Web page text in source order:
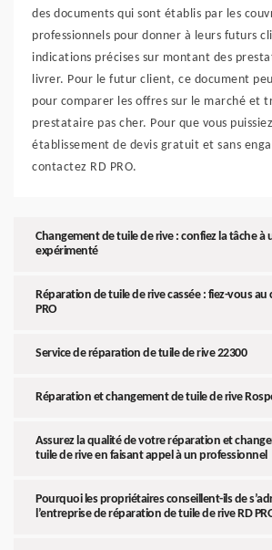
des documents qui sont établis par les
professionnels pour donner à leurs futurs
indications précises sur montant des
livrer. Pour le futur client, ce document
pour comparer les offres sur le marché et
prestataire pas cher. Pour que vous
établissement de devis gratuit et sans
contactez RD PRO.
Changement de tuile de rive : confiez la tâche à
expérimenté
Réparation de tuile de rive cassée : fiez-vous au
PRO
Service de réparation de tuile de rive 22300
Réparation et changement de tuile de rive
Assurez la qualité de votre réparation et
tuile de rive en faisant appel à un professionnel
Pourquoi les propriétaires conseillent-ils de
l’entreprise de réparation de tuile de rive RD